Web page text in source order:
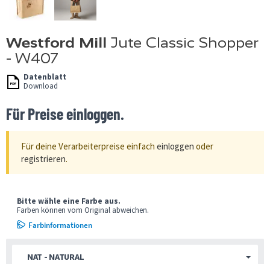
Westford Mill Jute Classic Shopper
- W407
Datenblatt
Download
Für Preise einloggen.
Für deine Verarbeiterpreise einfach einloggen oder
registrieren.
NAT - NATURAL
Bitte wähle eine Farbe aus.
Farben können vom Original abweichen.
Farbinformationen